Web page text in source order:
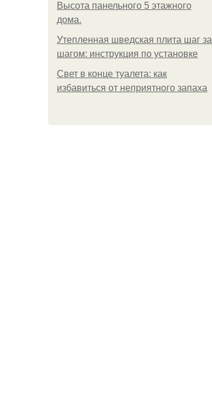
Высота панельного 5 этажного
дома.
Утепленная шведская плита шаг за
шагом: инструкция по установке
Свет в конце туалета: как
избавиться от неприятного запаха